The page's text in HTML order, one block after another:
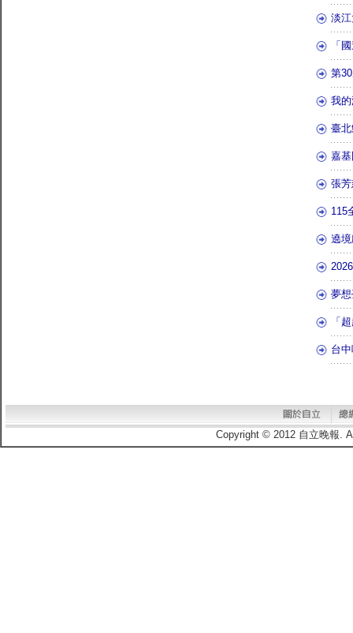
淡
「
第
我
臺
嘉
張
115
遶
夢
「
台
Copyright © 2012 自立晚報.